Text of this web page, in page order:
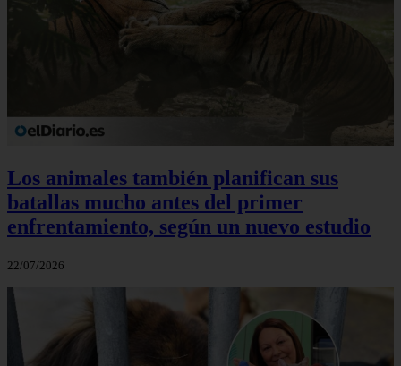
Los animales también planifican sus
batallas mucho antes del primer
enfrentamiento, según un nuevo estudio
22/07/2026